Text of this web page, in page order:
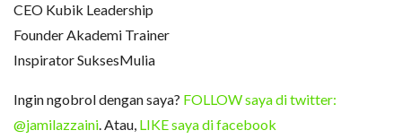
CEO Kubik Leadership
Founder Akademi Trainer
Inspirator SuksesMulia
Ingin ngobrol dengan saya? FOLLOW saya di twitter:
@jamilazzaini. Atau, LIKE saya di facebook